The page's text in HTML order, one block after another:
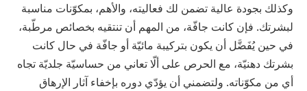
وكذلك بجودة عالية تضمن لك فعاليته، والأهم، بمكوّنات مناسبة
لبشرتك. فإن كانت جافّة، من المهم أن تنتقيه بخصائص مرطّبة،
في حين يُفَضَّل أن يكون بتركيبة مائيّة أو جافّة في حال كانت
بشرتك دهنيّة، مع الحرص على ألّا تعاني من حساسيّة جلديّة تجاه
أي من مكوّناته. ولتضمني أن يؤدّي دوره بإخفاء آثار الإرهاق